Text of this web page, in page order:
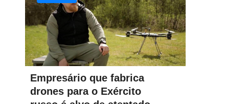
Empresário que fabrica
drones para o Exército